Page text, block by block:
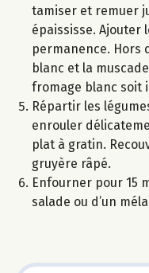
tamiser et remuer
épaississe.
permanence. Hors
blanc et la
fromage blanc soit
Répartir les
enrouler
plat à gratin.
gruyère râpé.
Enfourner pour 15
salade ou d’un